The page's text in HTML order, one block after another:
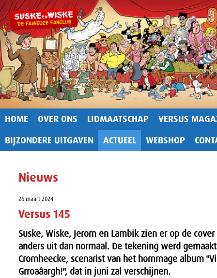
HOME OVER ONS LIDMAATSCHAP
VERSUS
BIJZONDERE UITGAVEN
ACTUEEL WEBSHOP
Nieuws
26 maart 2024
Versus 145
Suske, Wiske, Jerom en Lambik zien er op de cover
anders uit dan normaal. De tekening werd
Cromheecke, scenarist van het hommage album
Grroaâargh!", dat in juni zal verschijnen.